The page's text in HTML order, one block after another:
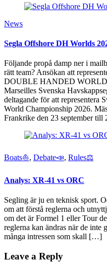
News
Segla Offshore DH Worlds
Följande propå damp ner i
rätt team? Ansökan att
DOUBLE HANDED
Marseilles Svenska
deltagande för att representera
World Championship 2026.
Frankrike den 23 september
Boats⛵️, Debate📣, Rules⚖️
Analys: XR-41 vs ORC
Segling är ju en teknisk sport.
om att förstå reglerna och
om det är Formel 1 eller Tour
reglerna kan ändras när de inte
många intressen som skall […]
Leave a Reply